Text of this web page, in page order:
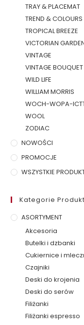
TRAY & PLACEMAT
TREND & COLOURS
TROPICAL BREEZE
VICTORIAN
VINTAGE
VINTAGE BOUQUET
WILD LIFE
WILLIAM MORRIS
WOCH-WOPA-
WOOL
ZODIAC
NOWOŚCI
PROMOCJE
WSZYSTKIE
Kategorie
ASORTYMENT
Akcesoria
Butelki i dzbanki
Cukiernice i
Czajniki
Deski do krojenia
Deski do serów
Filiżanki
Filiżanki espresso